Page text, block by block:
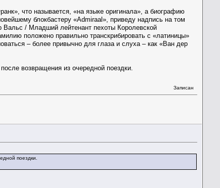
что называется, «на языке оригинала», а биографию
блокбастеру «Admiraal», приведу надпись на том
Вальс / Младший лейтенант пехоты Королевской
положено правильно транскрибировать с «латиницы»
– более привычно для глаза и слуха – как «Ван дер
возвращения из очередной поездки.
Записан
поездки.